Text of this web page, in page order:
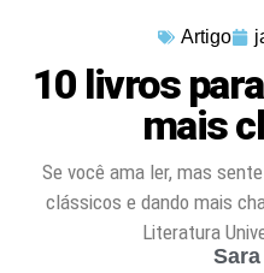
Artigo
10 livros
mais
Se você ama ler, mas
clássicos e dando mais
Literatura